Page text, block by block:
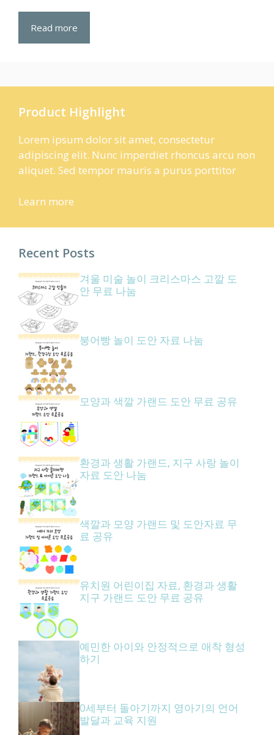
Read more
Product Highlight
Lorem ipsum dolor sit amet, consectetur
adipiscing elit. Nunc imperdiet rhoncus arcu non
aliquet. Sed tempor mauris a purus porttitor
Learn more
Recent Posts
겨울 미술 놀이 크리스마스 고깔 도
안 무료 나눔
붕어빵 놀이 도안 자료 나눔
모양과 색깔 가랜드 도안 무료 공유
환경과 생활 가랜드, 지구 사랑 놀이
자료 도안 나눔
색깔과 모양 가랜드 및 도안자료 무
료 공유
유치원 어린이집 자료, 환경과 생활
지구 가랜드 도안 무료 공유
예민한 아이와 안정적으로 애착 형성
하기
0세부터 돌아기까지 영아기의 언어
발달과 교육 지원